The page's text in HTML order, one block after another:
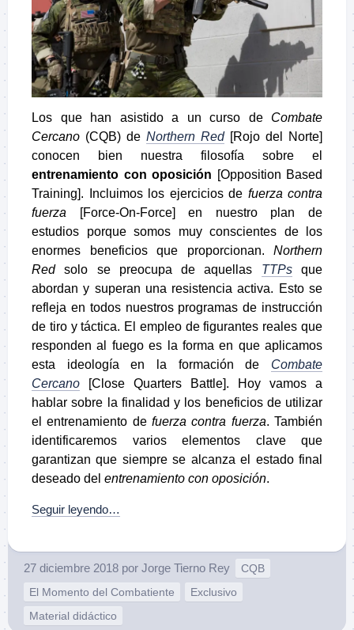
Los que han asistido a un curso de Combate
Cercano (CQB) de Northern Red [Rojo del Norte]
conocen bien nuestra filosofía sobre el
entrenamiento con oposición [Opposition Based
Training]. Incluimos los ejercicios de fuerza contra
fuerza [Force-On-Force] en nuestro plan de
estudios porque somos muy conscientes de los
enormes beneficios que proporcionan. Northern
Redsolo se preocupa de aquellas TTPs
que
abordan y superan una resistencia activa. Esto se
refleja en todos nuestros programas de instrucción
de tiro y táctica. El empleo de figurantes reales que
responden al fuego es la forma en que aplicamos
esta ideología en la formación de Combate
Cercano [Close Quarters Battle]. Hoy vamos a
hablar sobre la finalidad y los beneficios de utilizar
el entrenamiento de fuerza contra fuerza. También
identificaremos varios elementos clave que
garantizan que siempre se alcanza el estado final
deseado del entrenamiento con oposición.
Seguir leyendo…
27 diciembre 2018 por Jorge Tierno Rey
CQB
El Momento del Combatiente
Exclusivo
Material didáctico